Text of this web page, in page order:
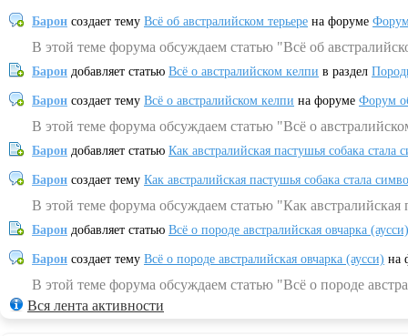
Барон создает тему Всё об австралийском терьере на форуме
В этой теме форума обсуждаем статью "Всё об
Барон добавляет статью Всё о австралийском келпи в раздел
Барон создает тему Всё о австралийском келпи на форуме Форум
В этой теме форума обсуждаем статью "Всё о
Барон добавляет статью Как австралийская пастушья собака
Барон создает тему Как австралийская пастушья собака стала
В этой теме форума обсуждаем статью "Как
Барон добавляет статью Всё о породе австралийская овчарка (аусси)
Барон создает тему Всё о породе австралийская овчарка (аусси) на
В этой теме форума обсуждаем статью "Всё о породе
Вся лента активности